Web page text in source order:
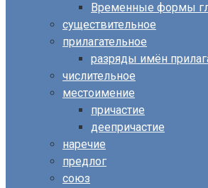
Временные формы
существительное
прилагательное
разряды имён
числительное
местоимение
причастие
деепричастие
наречие
предлог
союз